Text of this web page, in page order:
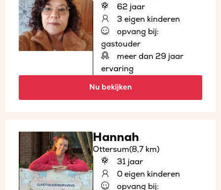
62 jaar
3 eigen kinderen
opvang bij:
gastouder
meer dan 29 jaar
ervaring
Nu bekijken
Hannah
Ottersum(8,7 km)
31 jaar
0 eigen kinderen
opvang bij: